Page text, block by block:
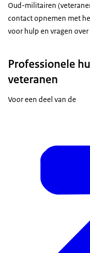
Oud-militairen
contact opnemen met
voor hulp en vragen
Professionele
veteranen
Voor een deel van de